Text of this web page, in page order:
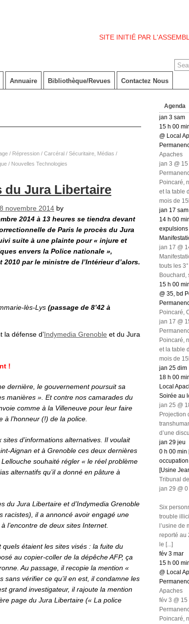
SITE INITIÉ PAR
Annuaire Bibliothèque/Revues Contactez Nous
/ Répression / Carcéral / Sécuritaire Médias /
/ Nouvelles Technologies
du Jura Libertaire
8 novembre 2014 by
2014 à 13 heures se tiendra devant
de Paris le procès du Jura
suite à une plainte pour « injure et
envers la Police nationale »,
2010 par le ministre de l’Intérieur d’alors.
lès-Lys (passage de 8’42 à
la défense d’Indymedia Grenoble et du Jura
!
dernière, le gouvernement poursuit sa
manières ». Et contre nos camarades du
comme à la Villeneuve pour leur faire
l’honneur (!) de la police.
d’informations alternatives. Il voulait
Aignan et à Grenoble ces deux dernières
souhaité régler « le réel problème
alternatifs qu’il a donné en pâture à
du Jura Libertaire et d’Indymedia Grenoble
racistes), il a annoncé avoir engagé une
l’encontre de deux sites Internet.
étaient les sites visés : la fuite du
au copier-coller de la dépêche AFP, ça
Au passage, il recopie la mention «
vérifier ce qu’il en est, il condamne les
grand investigateur, il rajoute la mention
page du Jura Libertaire (« La police
Agenda
jan 3 sam
15 h 00
@ Local
Apaches
jan 3 @
Poincaré,
et la table
mois de
jan 17 sam
14 h 00
expulsions
jan 17 @
touts les
Bouchard,
15 h 00
@ 35, bd
Poincaré,
jan 17 @
Poincaré,
et la table
mois de
jan 25 dim
18 h 00
Local
Soirée au
jan 25 @
Projection
d’une
jan 29 jeu
0 h 00 min
occupation
[Usine
Tribunal
jan 29 @
Six
trouble
l’usine de
reporté au
le [...]
fév 3 mar
15 h 00
@ Local
Apaches
fév 3 @
Poincaré,